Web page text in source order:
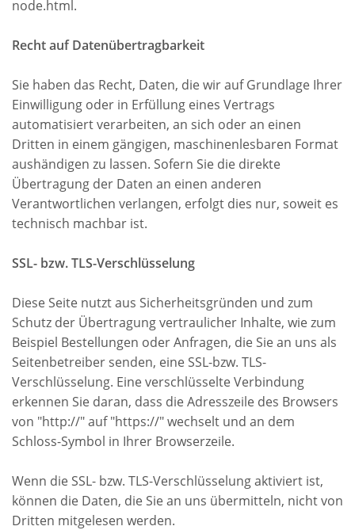
node.html.
Recht auf Datenübertragbarkeit
Sie haben das Recht, Daten, die wir auf Grundlage Ihrer
Einwilligung oder in Erfüllung eines Vertrags
automatisiert verarbeiten, an sich oder an einen
Dritten in einem gängigen, maschinenlesbaren Format
aushändigen zu lassen. Sofern Sie die direkte
Übertragung der Daten an einen anderen
Verantwortlichen verlangen, erfolgt dies nur, soweit es
technisch machbar ist.
SSL- bzw. TLS-Verschlüsselung
Diese Seite nutzt aus Sicherheitsgründen und zum
Schutz der Übertragung vertraulicher Inhalte, wie zum
Beispiel Bestellungen oder Anfragen, die Sie an uns als
Seitenbetreiber senden, eine SSL-bzw. TLS-
Verschlüsselung. Eine verschlüsselte Verbindung
erkennen Sie daran, dass die Adresszeile des Browsers
von "http://" auf "https://" wechselt und an dem
Schloss-Symbol in Ihrer Browserzeile.
Wenn die SSL- bzw. TLS-Verschlüsselung aktiviert ist,
können die Daten, die Sie an uns übermitteln, nicht von
Dritten mitgelesen werden.